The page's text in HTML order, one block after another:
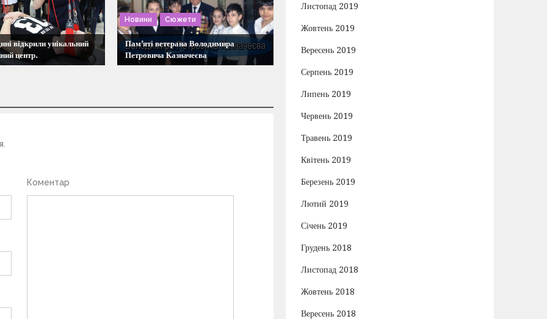
відкрили унікальний
центр.
Новини Сюжети
Пам’яті ветерана Володимира
Петровича Казначеєва
Коментар
Листопад 2019
Жовтень 2019
Вересень 2019
Серпень 2019
Липень 2019
Червень 2019
Травень 2019
Квітень 2019
Березень 2019
Лютий 2019
Січень 2019
Грудень 2018
Листопад 2018
Жовтень 2018
Вересень 2018